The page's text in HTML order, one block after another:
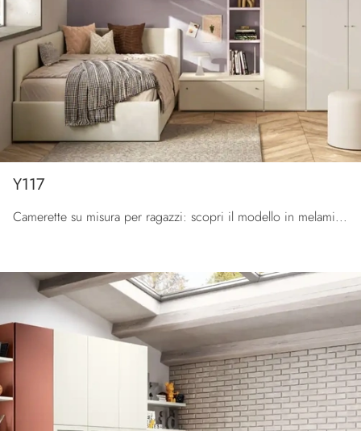
Y117
Camerette su misura per ragazzi: scopri il modello in melaminico Y117 di Moretti Compact Camerette per stanzette moderne.